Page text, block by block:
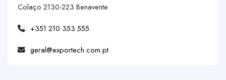
Colaço 2130-223 Benavente
+351 210 353 555
geral@exportech.com.pt